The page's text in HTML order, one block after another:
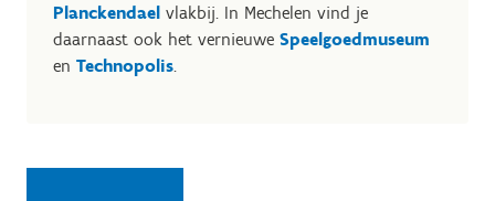
Planckendael vlakbij. In Mechelen vind je
daarnaast ook het vernieuwe Speelgoedmuseum
en Technopolis.